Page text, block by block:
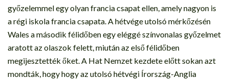
győzelemmel egy olyan francia csapat ellen, amely nagyon is
a régi iskola francia csapata. A hétvége utolsó mérkőzésén
Wales a második félidőben egy eléggé színvonalas győzelmet
aratott az olaszok felett, miután az első félidőben
megijesztették őket. A Hat Nemzet kezdete előtt sokan azt
mondták, hogy hogy az utolsó hétvégi Írország-Anglia